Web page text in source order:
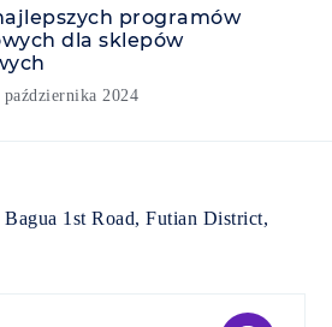
programów
dla sklepów
października 2024
1st Road, Futian District,